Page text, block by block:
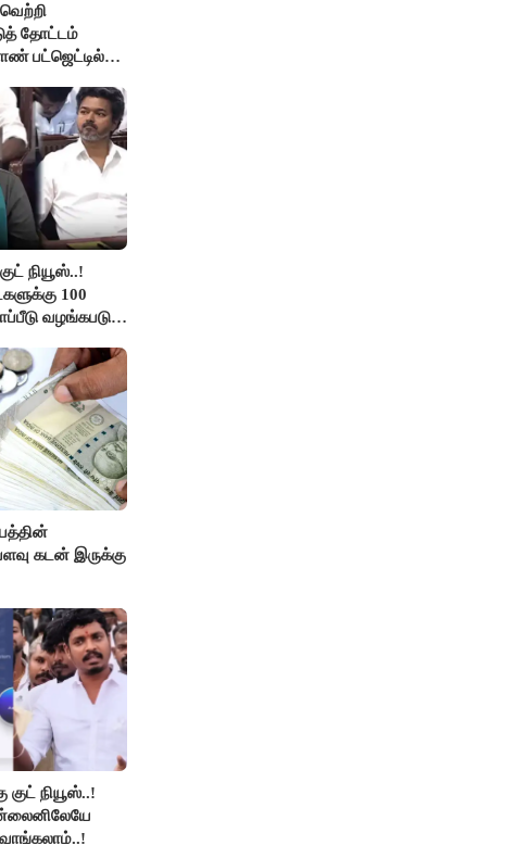
தோட்டம்
பட்ஜெட்டில்
நியூஸ்..!
100
வழங்கபடும்
கடன் இருக்கு
குட் நியூஸ்..!